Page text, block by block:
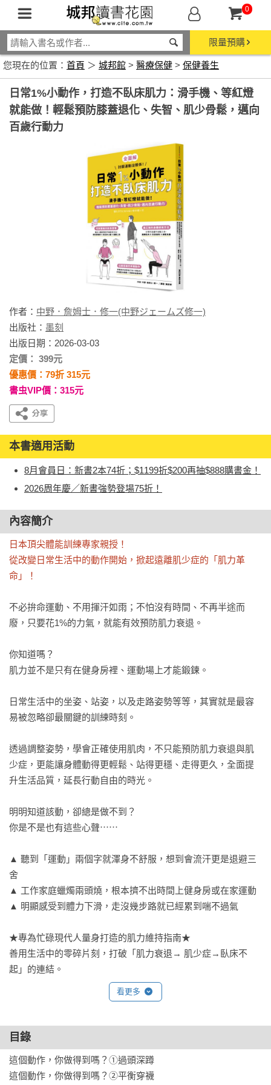
0
限量預購
您現在的位置： 首頁 ＞ 城邦館 > 醫療保健 > 保健養生
日常1%小動作，打造不臥床肌力：滑手機、等紅燈
就能做！輕鬆預防膝蓋退化、失智、肌少骨鬆，邁向
百歲行動力
作者： 中野．詹姆士．修一(中野ジェームズ修一)
出版社： 墨刻
出版日期：2026-03-03
定價： 399元
優惠價：79折 315元
書虫VIP價：315元
本書適用活動
8月會員日：新書2本74折；$1199折$200再抽$888購書金！
2026周年慶／新書強勢登場75折！
內容簡介
日本頂尖體能訓練專家親授！
從改變日常生活中的動作開始，掀起遠離肌少症的「肌力革
命」！
不必拚命運動、不用揮汗如雨；不怕沒有時間、不再半途而
廢，只要花1%的力氣，就能有效預防肌力衰退。
你知道嗎？
肌力並不是只有在健身房裡、運動場上才能鍛鍊。
日常生活中的坐姿、站姿，以及走路姿勢等等，其實就是最容
易被忽略卻最關鍵的訓練時刻。
透過調整姿勢，學會正確使用肌肉，不只能預防肌力衰退與肌
少症，更能讓身體動得更輕鬆、站得更穩、走得更久，全面提
升生活品質，延長行動自由的時光。
明明知道該動，卻總是做不到？
你是不是也有這些心聲⋯⋯
▲ 聽到「運動」兩個字就渾身不舒服，想到會流汗更是退避三
舍
▲ 工作家庭蠟燭兩頭燒，根本擠不出時間上健身房或在家運動
▲ 明顯感受到體力下滑，走沒幾步路就已經累到喘不過氣
★專為忙碌現代人量身打造的肌力維持指南★
善用生活中的零碎片刻，打破「肌力衰退→ 肌少症→臥床不
起」的連結。
不必刻意撥出時間、不必花錢加入健身房，把握生活中處處都
◎ 邊看電視也能邊做，減輕膝蓋負擔，預防退化性關節炎
◎ 即使長時間坐在辦公桌前，也能促進血液循環，減少久坐帶
來的痠痛問題
看更多
目錄
這個動作，你做得到嗎？①過頭深蹲
這個動作，你做得到嗎？②平衡穿襪